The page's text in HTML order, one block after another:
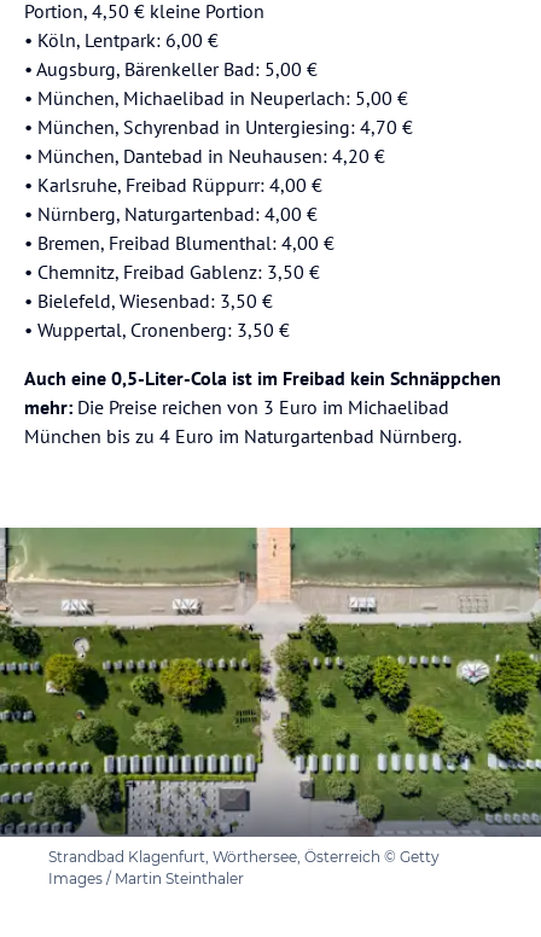
Portion, 4,50 € kleine Portion
⁠• Köln, Lentpark: 6,00 €
⁠• Augsburg, Bärenkeller Bad: 5,00 €
⁠• München, Michaelibad in Neuperlach: 5,00 €
⁠• München, Schyrenbad in Untergiesing: 4,70 €
⁠• München, Dantebad in Neuhausen: 4,20 €
⁠• Karlsruhe, Freibad Rüppurr: 4,00 €
⁠• Nürnberg, Naturgartenbad: 4,00 €
⁠• Bremen, Freibad Blumenthal: 4,00 €
⁠• Chemnitz, Freibad Gablenz: 3,50 €
⁠• Bielefeld, Wiesenbad: 3,50 €
⁠• Wuppertal, Cronenberg: 3,50 €
Auch eine 0,5-Liter-Cola ist im Freibad kein Schnäppchen
mehr: Die Preise reichen von 3 Euro im Michaelibad
München bis zu 4 Euro im Naturgartenbad Nürnberg.
Strandbad Klagenfurt, Wörthersee, Österreich © Getty
Images / Martin Steinthaler